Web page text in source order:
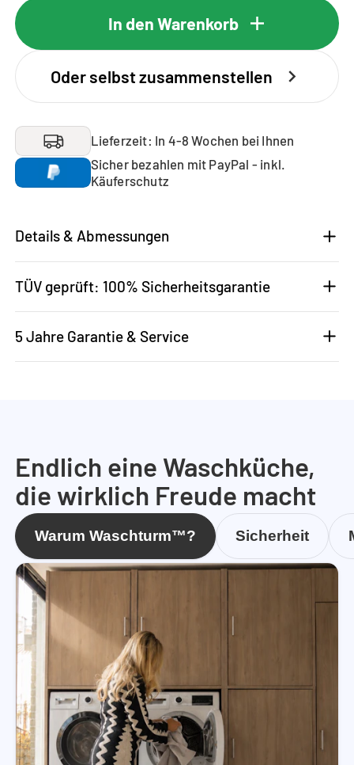
In den Warenkorb
Oder selbst zusammenstellen
Lieferzeit: In 4-8 Wochen bei Ihnen
Sicher bezahlen mit PayPal - inkl.
Käuferschutz
Details & Abmessungen
TÜV geprüft: 100% Sicherheitsgarantie
5 Jahre Garantie & Service
Endlich eine Waschküche,
die wirklich Freude macht
Warum Waschturm™? Sicherheit